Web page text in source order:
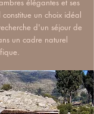
élégantes et ses
un choix idéal
d'un séjour de
un cadre naturel